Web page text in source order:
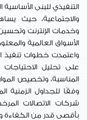
التنفيذي للبنى الأساسية
والاجتماعية، حيث
وخدمات الإنترنت
الأسواق العالمية
واعتمدت خطوات تنفيذ
على تحليل
المناسبة، وتخصيص
وفقًا للجداول الزمنية
شركات الاتصالات
بأقصى قدر من الكفاءة